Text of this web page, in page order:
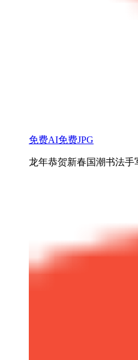
免费AI免费JPG
龙年恭贺新春国潮书法手